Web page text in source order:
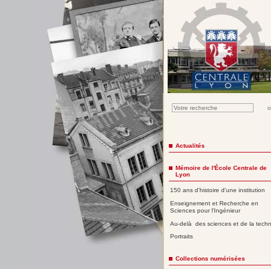
Actualités
Mémoire de l'École Centrale de
Lyon
150 ans d'histoire d'une institution
Enseignement et Recherche en
Sciences pour l'Ingénieur
Au-delà des sciences et de la
Portraits
Collections numérisées